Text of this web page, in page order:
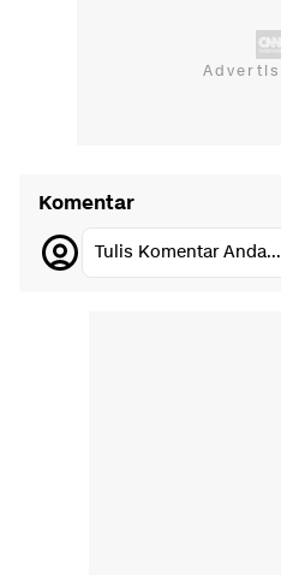
Komentar
Tulis Komentar Anda...